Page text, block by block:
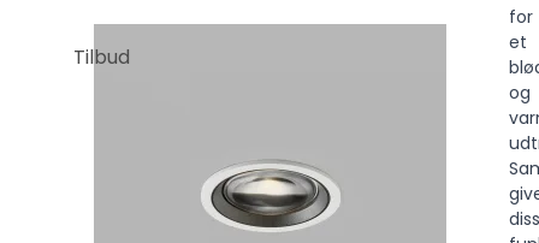
Tilbud
for
et
og